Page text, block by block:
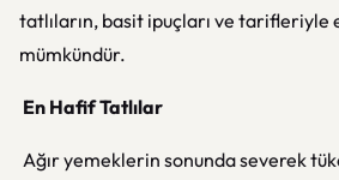
tatlıların, basit ipuçları ve tarifleriyle
mümkündür.
En Hafif Tatlılar
Ağır yemeklerin sonunda severek